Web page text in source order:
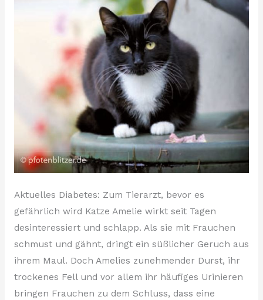
Aktuelles Diabetes: Zum Tierarzt, bevor es
gefährlich wird Katze Amelie wirkt seit Tagen
desinteressiert und schlapp. Als sie mit Frauchen
schmust und gähnt, dringt ein süßlicher Geruch aus
ihrem Maul. Doch Amelies zunehmender Durst, ihr
trockenes Fell und vor allem ihr häufiges Urinieren
bringen Frauchen zu dem Schluss, dass eine